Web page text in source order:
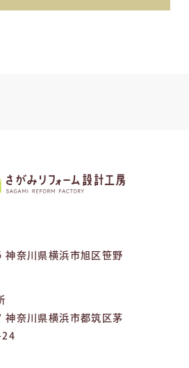
神奈川県横浜市旭区笹野
神奈川県横浜市都筑区茅
24